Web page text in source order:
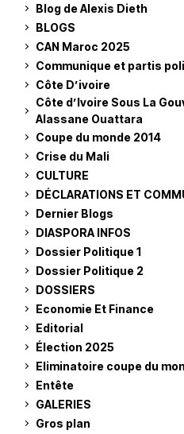
Blog de Alexis Dieth
BLOGS
CAN Maroc 2025
Communique et partis
Côte D’ivoire
Côte d’Ivoire Sous La
Alassane Ouattara
Coupe du monde 2014
Crise du Mali
CULTURE
DÉCLARATIONS ET
Dernier Blogs
DIASPORA INFOS
Dossier Politique 1
Dossier Politique 2
DOSSIERS
Economie Et Finance
Editorial
Élection 2025
Eliminatoire coupe du
Entête
GALERIES
Gros plan